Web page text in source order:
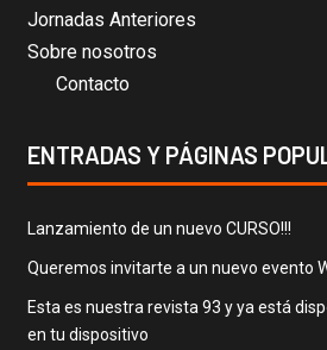
Jornadas Anteriores
Sobre nosotros
Contacto
ENTRADAS Y PÁGINAS
Lanzamiento de un nuevo CURSO!!!
Queremos invitarte a un nuevo evento
Esta es nuestra revista 93 y ya está
en tu dispositivo